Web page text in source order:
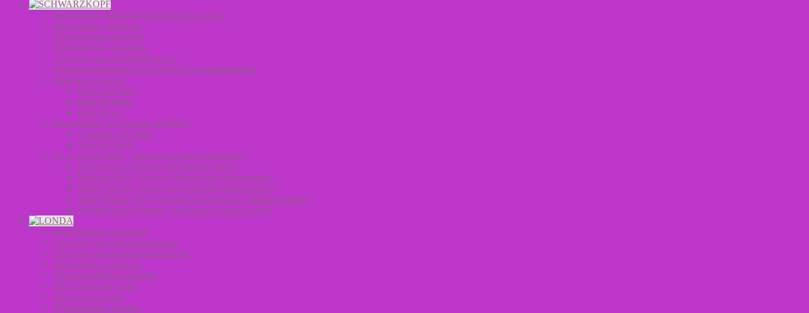
Краска для окрашивания бровей и ресниц
Оксиданты для волос
Химические средства
Осветлители для волос
Средства для стайлинга волос
Профессиональные средства после окрашивания
Краски для волос
Igora Absolutes
Igora Highlifts
Igora Royal
Продукция для мужчин 3D MEN
Стайлинг 3D Men
Уход 3D MEN
Уход за волосами – Bonacure Clean Performance
Color Freeze (Линия для защиты цвета)
Moisture Kick Glycerol (Линия для увлажнения)
Repair Rescue (Линия для поврежденных волос)
Time Restore Q10+ (Линия для зрелых и длинных волос)
Volume Boost (Линия для объема тонких волос)
Осветлители для волос
Средства для стайлинга волос
Средства для окрашивания волос
Оксиданты для волос
Долговременная укладка
MEN мужская серия
Уход за волосами
Химические составы